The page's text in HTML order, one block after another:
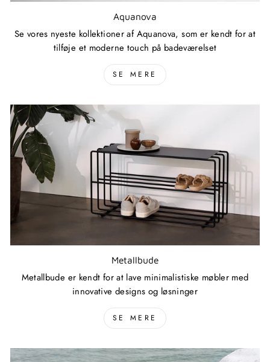
Aquanova
Se vores nyeste kollektioner af Aquanova, som er kendt for at
tilføje et moderne touch på badeværelset
SE MERE
Metallbude
Metallbude er kendt for at lave minimalistiske møbler med
innovative designs og løsninger
SE MERE